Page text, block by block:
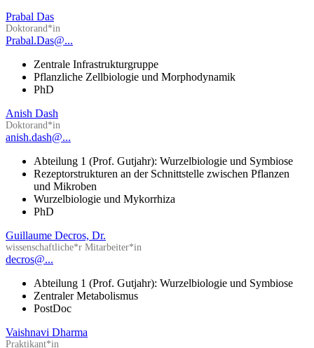
Prabal Das
Doktorand*in
Prabal.Das@...
Zentrale Infrastrukturgruppe
Pflanzliche Zellbiologie und Morphodynamik
PhD
Anish Dash
Doktorand*in
anish.dash@...
Abteilung 1 (Prof. Gutjahr): Wurzelbiologie und Symbiose
Rezeptorstrukturen an der Schnittstelle zwischen Pflanzen
und Mikroben
Wurzelbiologie und Mykorrhiza
PhD
Guillaume Decros, Dr.
wissenschaftliche*r Mitarbeiter*in
decros@...
Abteilung 1 (Prof. Gutjahr): Wurzelbiologie und Symbiose
Zentraler Metabolismus
PostDoc
Vaishnavi Dharma
Praktikant*in